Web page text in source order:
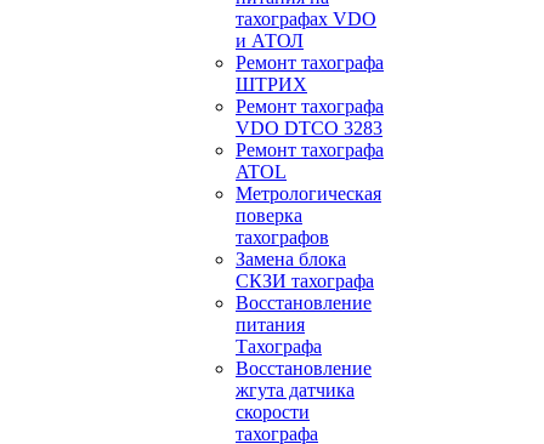
тахографах VDO
и АТОЛ
Ремонт тахографа
ШТРИХ
Ремонт тахографа
VDO DTCO 3283
Ремонт тахографа
ATOL
Метрологическая
поверка
тахографов
Замена блока
СКЗИ тахографа
Восстановление
питания
Тахографа
Восстановление
жгута датчика
скорости
тахографа